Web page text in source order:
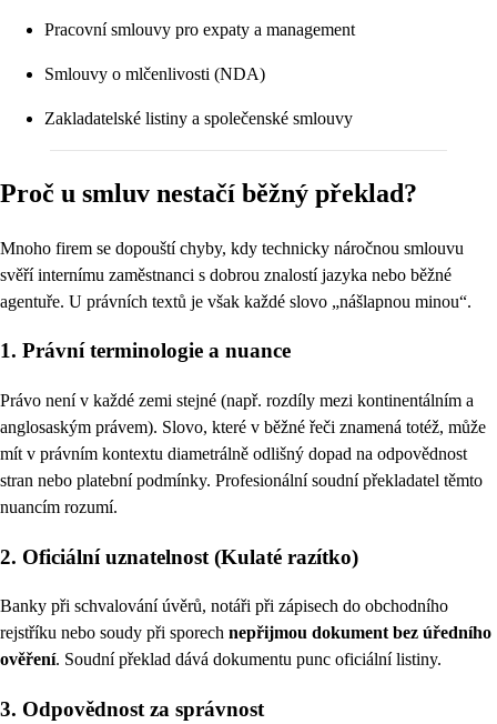
Pracovní smlouvy pro expaty a management
Smlouvy o mlčenlivosti (NDA)
Zakladatelské listiny a společenské smlouvy
Proč u smluv nestačí běžný překlad?
Mnoho firem se dopouští chyby, kdy technicky náročnou smlouvu
svěří internímu zaměstnanci s dobrou znalostí jazyka nebo běžné
agentuře. U právních textů je však každé slovo „nášlapnou minou“.
1. Právní terminologie a nuance
Právo není v každé zemi stejné (např. rozdíly mezi kontinentálním a
anglosaským právem). Slovo, které v běžné řeči znamená totéž, může
mít v právním kontextu diametrálně odlišný dopad na odpovědnost
stran nebo platební podmínky. Profesionální soudní překladatel těmto
nuancím rozumí.
2. Oficiální uznatelnost (Kulaté razítko)
Banky při schvalování úvěrů, notáři při zápisech do obchodního
rejstříku nebo soudy při sporech nepřijmou dokument bez úředního
ověření. Soudní překlad dává dokumentu punc oficiální listiny.
3. Odpovědnost za správnost